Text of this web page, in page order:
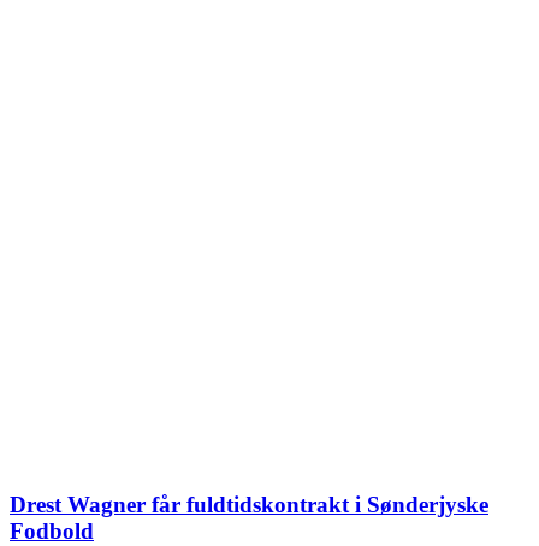
Drest Wagner får fuldtidskontrakt i Sønderjyske
Fodbold